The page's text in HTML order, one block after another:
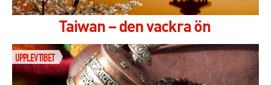
Taiwan – den vackra ön
UPPLEV TIBET